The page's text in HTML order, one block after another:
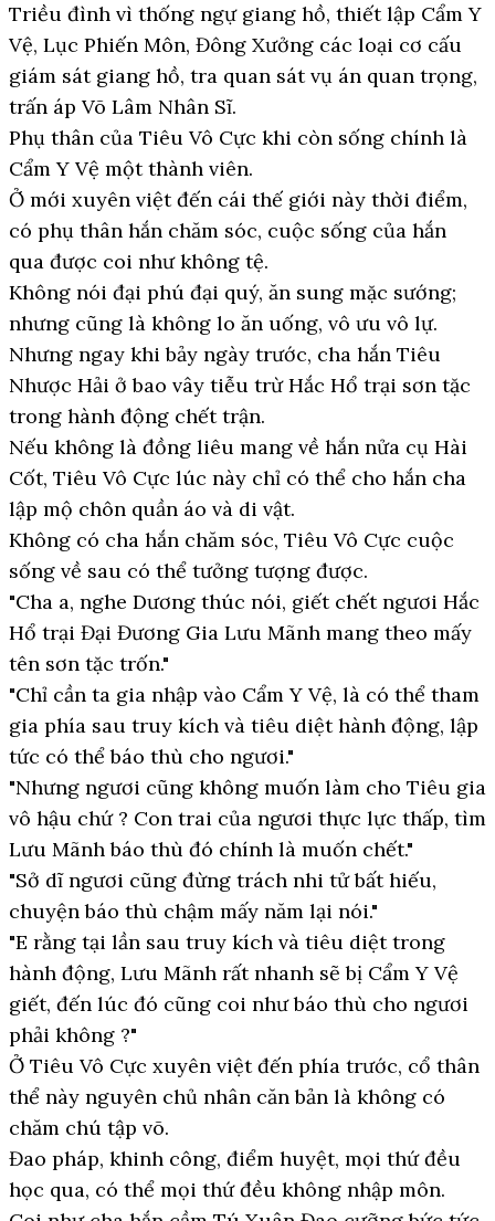
Triều đình vì thống ngự giang hồ, thiết lập Cẩm Y
Vệ, Lục Phiến Môn, Đông Xưởng các loại cơ cấu
giám sát giang hồ, tra quan sát vụ án quan trọng,
trấn áp Võ Lâm Nhân Sĩ.
Phụ thân của Tiêu Vô Cực khi còn sống chính là
Cẩm Y Vệ một thành viên.
Ở mới xuyên việt đến cái thế giới này thời điểm,
có phụ thân hắn chăm sóc, cuộc sống của hắn
qua được coi như không tệ.
Không nói đại phú đại quý, ăn sung mặc sướng;
nhưng cũng là không lo ăn uống, vô ưu vô lự.
Nhưng ngay khi bảy ngày trước, cha hắn Tiêu
Nhược Hải ở bao vây tiễu trừ Hắc Hổ trại sơn tặc
trong hành động chết trận.
Nếu không là đồng liêu mang về hắn nửa cụ Hài
Cốt, Tiêu Vô Cực lúc này chỉ có thể cho hắn cha
lập mộ chôn quần áo và di vật.
Không có cha hắn chăm sóc, Tiêu Vô Cực cuộc
sống về sau có thể tưởng tượng được.
"Cha a, nghe Dương thúc nói, giết chết ngươi Hắc
Hổ trại Đại Đương Gia Lưu Mãnh mang theo mấy
tên sơn tặc trốn."
"Chỉ cần ta gia nhập vào Cẩm Y Vệ, là có thể tham
gia phía sau truy kích và tiêu diệt hành động, lập
tức có thể báo thù cho ngươi."
"Nhưng ngươi cũng không muốn làm cho Tiêu gia
vô hậu chứ ? Con trai của ngươi thực lực thấp, tìm
Lưu Mãnh báo thù đó chính là muốn chết."
"Sở dĩ ngươi cũng đừng trách nhi tử bất hiếu,
chuyện báo thù chậm mấy năm lại nói."
"E rằng tại lần sau truy kích và tiêu diệt trong
hành động, Lưu Mãnh rất nhanh sẽ bị Cẩm Y Vệ
giết, đến lúc đó cũng coi như báo thù cho ngươi
phải không ?"
Ở Tiêu Vô Cực xuyên việt đến phía trước, cổ thân
thể này nguyên chủ nhân căn bản là không có
chăm chú tập võ.
Đao pháp, khinh công, điểm huyệt, mọi thứ đều
học qua, có thể mọi thứ đều không nhập môn.